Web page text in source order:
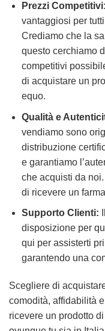
Prezzi Competitivi:
vantaggiosi per
Crediamo che la
questo cerchiamo
competitivi
di acquistare un
equo.
Qualità e
vendiamo sono
distribuzione
e garantiamo
che acquisti da
di ricevere un
Supporto Clienti:
disposizione per
qui per assisterti
garantendo una
Scegliere di
comodità, affidabilità
ricevere un prodotto